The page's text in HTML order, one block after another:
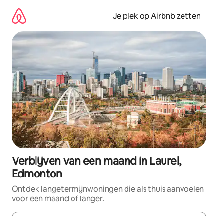
direct
naar
inhoud
Je plek op Airbnb zetten
Verblijven van een maand in Laurel,
Edmonton
Ontdek langetermijnwoningen die als thuis aanvoelen
voor een maand of langer.